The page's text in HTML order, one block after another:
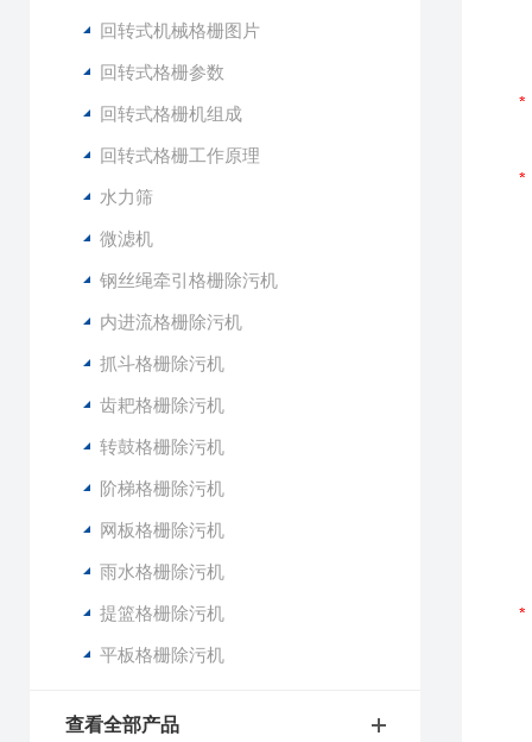
回转式机械格栅图片
回转式格栅参数
回转式格栅机组成
回转式格栅工作原理
水力筛
微滤机
钢丝绳牵引格栅除污机
内进流格栅除污机
抓斗格栅除污机
齿耙格栅除污机
转鼓格栅除污机
阶梯格栅除污机
网板格栅除污机
雨水格栅除污机
提篮格栅除污机
平板格栅除污机
查看全部产品